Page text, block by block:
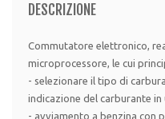
DESCRIZIONE
Commutatore elettronico,
microprocessore, le cui
- selezionare il tipo di
indicazione del carburante
- avviamento a benzina con